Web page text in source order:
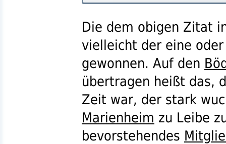
Die dem obigen Zitat
vielleicht der eine
gewonnen. Auf den
übertragen heißt das,
Zeit war, der stark
Marienheim zu Leibe
bevorstehendes